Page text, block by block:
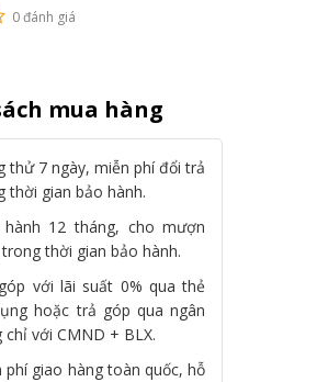
0 đánh giá
mua hàng
thử 7 ngày, miễn phí đổi trả
thời gian bảo hành.
hành 12 tháng, cho mượn
thời gian bảo hành.
với lãi suất 0% qua thẻ
hoặc trả góp qua ngân
chỉ với CMND + BLX.
phí giao hàng toàn quốc, hỗ